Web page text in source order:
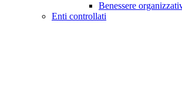
Benessere
Enti controllati